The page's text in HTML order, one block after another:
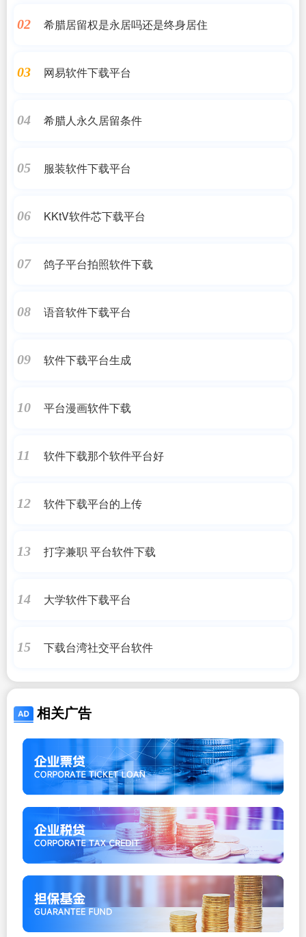
02 希腊居留权是永居吗还是终身居住
03 网易软件下载平台
04 希腊人永久居留条件
05 服装软件下载平台
06 KKtV软件芯下载平台
07 鸽子平台拍照软件下载
08 语音软件下载平台
09 软件下载平台生成
10 平台漫画软件下载
11 软件下载那个软件平台好
12 软件下载平台的上传
13 打字兼职 平台软件下载
14 大学软件下载平台
15 下载台湾社交平台软件
相关广告